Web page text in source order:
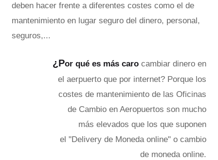
deben hacer frente a diferentes costes como el de
mantenimiento en lugar seguro del dinero, personal,
seguros,...
¿Por qué es más caro cambiar dinero en
el aerpuerto que por internet? Porque los
costes de mantenimiento de las Oficinas
de Cambio en Aeropuertos son mucho
más elevados que los que suponen
el "Delivery de Moneda online" o cambio
de moneda online.